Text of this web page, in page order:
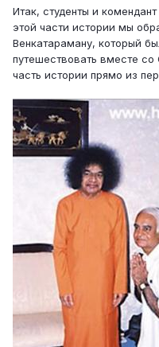
Итак, студенты и
этой части истории мы
Венкатараману, который
путешествовать вместе
часть истории прямо из